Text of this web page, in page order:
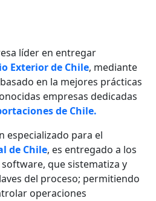
líder en entregar
Exterior de Chile, mediante
en la mejores prácticas
empresas dedicadas
de Chile.
especializado para el
de Chile, es entregado a los
que sistematiza y
del proceso; permitiendo
operaciones